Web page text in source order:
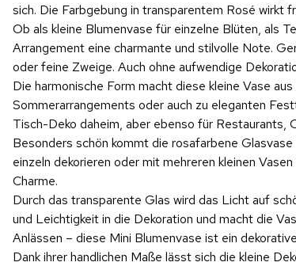
sich. Die Farbgebung in transparentem Rosé wirkt
Ob als kleine Blumenvase für einzelne Blüten, als
Arrangement eine charmante und stilvolle Note.
oder feine Zweige. Auch ohne aufwendige
Die harmonische Form macht diese kleine Vase
Sommerarrangements oder auch zu eleganten
Tisch-Deko daheim, aber ebenso für
Besonders schön kommt die rosafarbene
einzeln dekorieren oder mit mehreren kleinen
Charme.
Durch das transparente Glas wird das Licht auf
und Leichtigkeit in die Dekoration und macht die
Anlässen – diese Mini Blumenvase ist ein
Dank ihrer handlichen Maße lässt sich die kleine